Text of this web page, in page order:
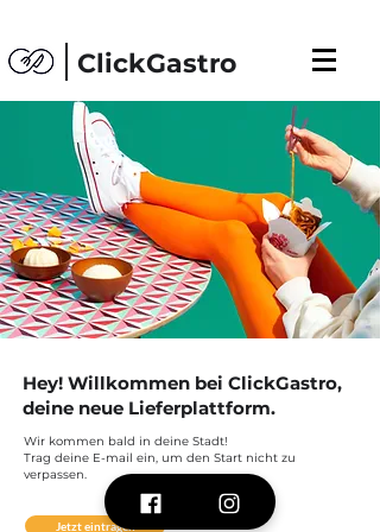
ClickGastro
Hey! Willkommen bei ClickGastro,
deine neue Lieferplattform.
Wir kommen bald in deine Stadt!
Trag deine E-mail ein, um den Start nicht zu
verpassen.
Jetzt eintragen